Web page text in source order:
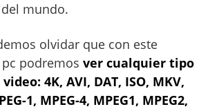
mundo.
olvidar que con este
podremos ver cualquier tipo
4K, AVI, DAT, ISO, MKV,
1, MPEG-4, MPEG1, MPEG2,